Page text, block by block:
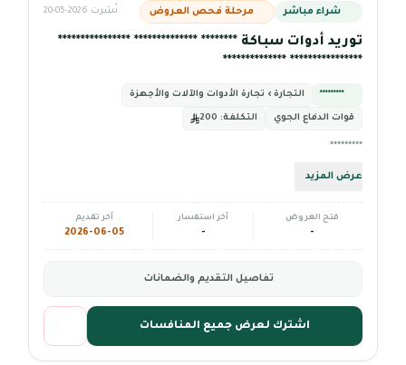
شراء مباشر مرحلة فحص العروض نُشرت 2026-05-20
توريد أدوات سباكة ******** ************** ****************
**************** **************
********* التجارة › تجارة الأدوات والآلات والأجهزة
قوات الدفاع الجوي التكلفة:
*********
عرض المزيد
فتح العروض
-
آخر استفسار
-
آخر تقديم
2026-06-05
تفاصيل التقديم والضمانات
اشترك لعرض جميع المنافسات